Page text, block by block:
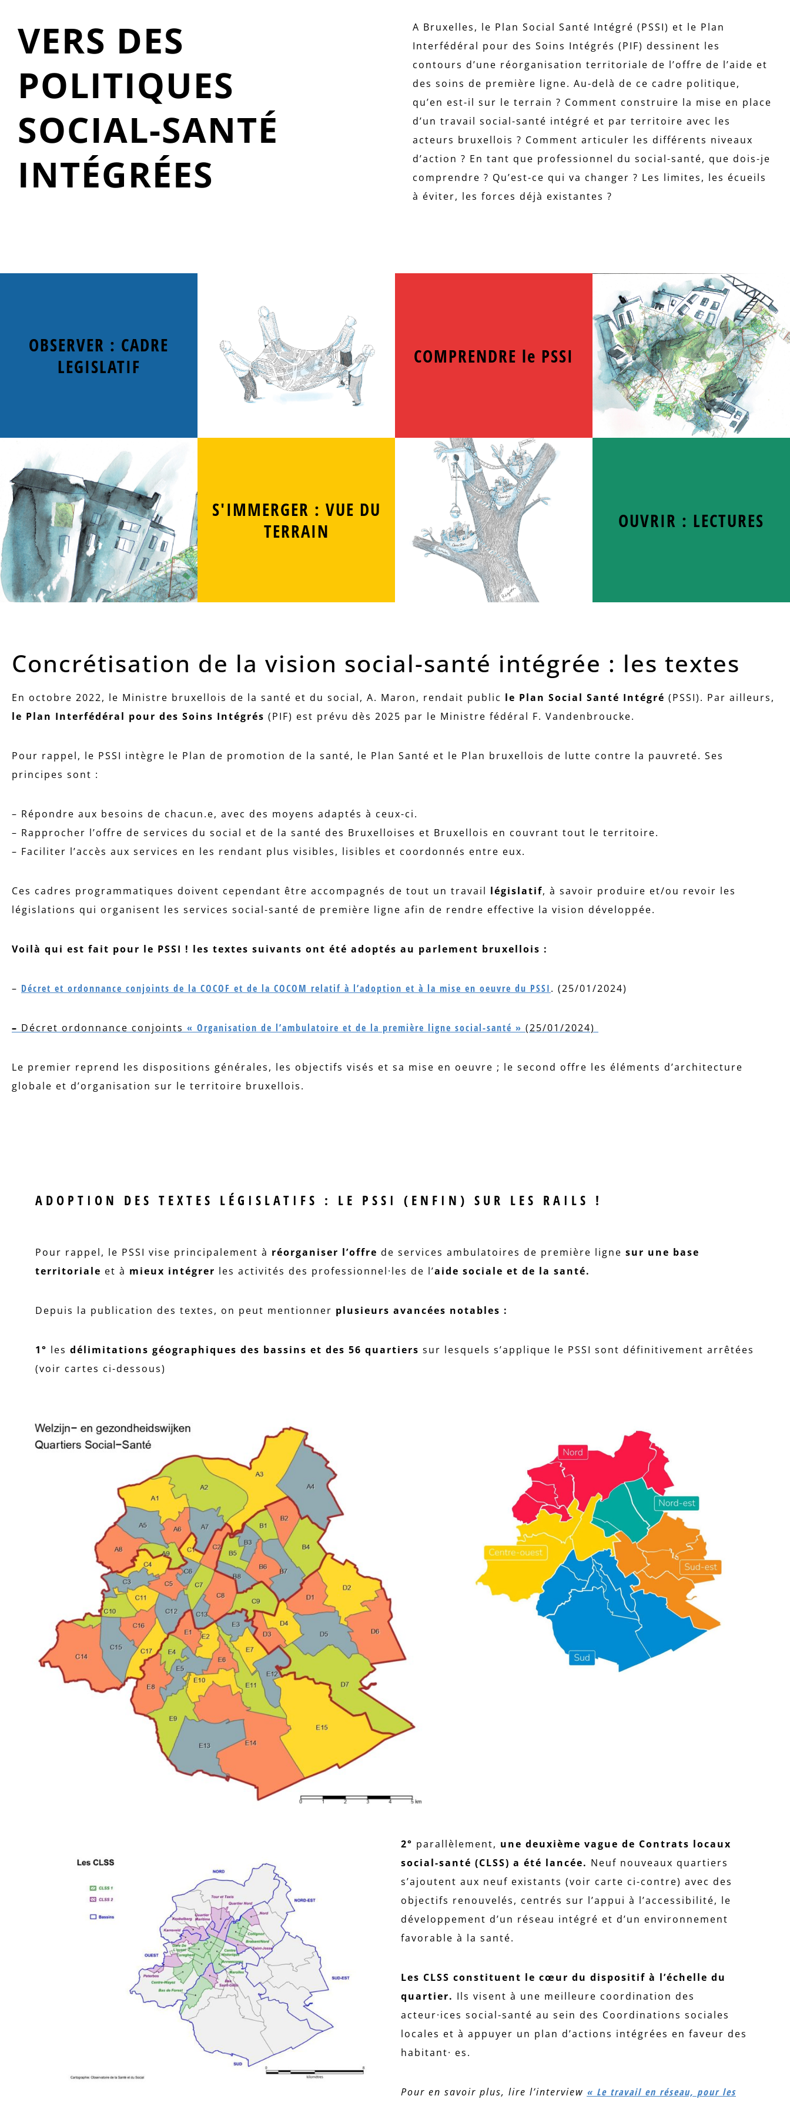
VERS DES
POLITIQUES
SOCIAL-SANTÉ
INTÉGRÉES
A Bruxelles, le Plan Social Santé Intégré (PSSI) et le Plan
Interfédéral pour des Soins Intégrés (PIF) dessinent les
contours d’une réorganisation territoriale de l’offre de l’aide et
des soins de première ligne. Au-delà de ce cadre politique,
qu’en est-il sur le terrain ? Comment construire la mise en place
d’un travail social-santé intégré et par territoire avec les
acteurs bruxellois ? Comment articuler les différents niveaux
d’action ? En tant que professionnel du social-santé, que dois-je
comprendre ? Qu’est-ce qui va changer ? Les limites, les écueils
à éviter, les forces déjà existantes ?
OBSERVER : CADRE
LEGISLATIF
COMPRENDRE le PSSI
S'IMMERGER : VUE DU
TERRAIN
OUVRIR : LECTURES
Concrétisation de la vision social-santé intégrée : les textes
En octobre 2022, le Ministre bruxellois de la santé et du social, A. Maron, rendait public le Plan Social Santé Intégré (PSSI). Par ailleurs,
le Plan Interfédéral pour des Soins Intégrés (PIF) est prévu dès 2025 par le Ministre fédéral F. Vandenbroucke.
Pour rappel, le PSSI intègre le Plan de promotion de la santé, le Plan Santé et le Plan bruxellois de lutte contre la pauvreté. Ses
principes sont :
– Répondre aux besoins de chacun.e, avec des moyens adaptés à ceux-ci.
– Rapprocher l’offre de services du social et de la santé des Bruxelloises et Bruxellois en couvrant tout le territoire.
– Faciliter l’accès aux services en les rendant plus visibles, lisibles et coordonnés entre eux.
Ces cadres programmatiques doivent cependant être accompagnés de tout un travail législatif, à savoir produire et/ou revoir les
législations qui organisent les services social-santé de première ligne afin de rendre effective la vision développée.
Voilà qui est fait pour le PSSI ! les textes suivants ont été adoptés au parlement bruxellois :
– Décret et ordonnance conjoints de la COCOF et de la COCOM relatif à l’adoption et à la mise en oeuvre du PSSI. (25/01/2024)
– Décret ordonnance conjoints « Organisation de l’ambulatoire et de la première ligne social-santé » (25/01/2024)
Le premier reprend les dispositions générales, les objectifs visés et sa mise en oeuvre ; le second offre les éléments d’architecture
globale et d’organisation sur le territoire bruxellois.
ADOPTION DES TEXTES LÉGISLATIFS : LE PSSI (ENFIN) SUR LES RAILS !
Pour rappel, le PSSI vise principalement à réorganiser l’offre de services ambulatoires de première ligne sur une base
territoriale et à mieux intégrer les activités des professionnel·les de l’aide sociale et de la santé.
Depuis la publication des textes, on peut mentionner plusieurs avancées notables :
1° les délimitations géographiques des bassins et des 56 quartiers sur lesquels s’applique le PSSI sont définitivement arrêtées
(voir cartes ci-dessous)
2° parallèlement, une deuxième vague de Contrats locaux
social-santé (CLSS) a été lancée. Neuf nouveaux quartiers
s’ajoutent aux neuf existants (voir carte ci-contre) avec des
objectifs renouvelés, centrés sur l’appui à l’accessibilité, le
développement d’un réseau intégré et d’un environnement
favorable à la santé.
Les CLSS constituent le cœur du dispositif à l’échelle du
quartier. Ils visent à une meilleure coordination des
acteur·ices social-santé au sein des Coordinations sociales
locales et à appuyer un plan d’actions intégrées en faveur des
habitant· es.
Pour en savoir plus, lire l’interview « Le travail en réseau, pour les